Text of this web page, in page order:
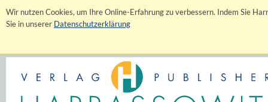
Wir nutzen Cookies, um Ihre Online-Erfahrung zu verbessern. Indem Sie
Sie in unserer Datenschutzerklärung